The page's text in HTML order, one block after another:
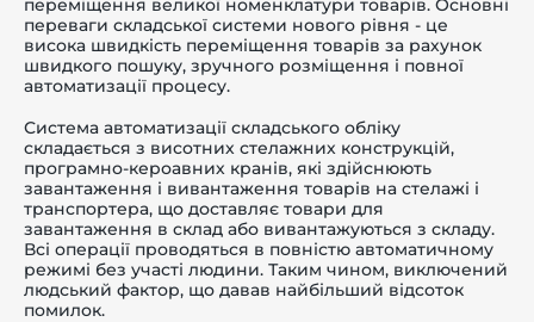
переміщення великої номенклатури товарів. Основні
переваги складської системи нового рівня - це
висока швидкість переміщення товарів за рахунок
швидкого пошуку, зручного розміщення і повної
автоматизації процесу.
Система автоматизації складського обліку
складається з висотних стелажних конструкцій,
програмно-кероавних кранів, які здійснюють
завантаження і вивантаження товарів на стелажі і
транспортера, що доставляє товари для
завантаження в склад або вивантажуються з складу.
Всі операції проводяться в повністю автоматичному
режимі без участі людини. Таким чином, виключений
людський фактор, що давав найбільший відсоток
помилок.